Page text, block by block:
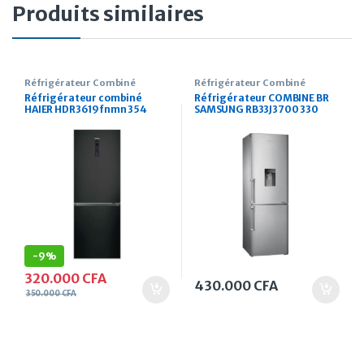
Produits similaires
Réfrigérateur Combiné
Réfrigérateur combiné
HAIER HDR3619fnmn 354
-9%
320.000 CFA
350.000CFA
Réfrigérateur Combiné
Réfrigérateur COMBINE BR
SAMSUNG RB33J3700 330
430.000 CFA